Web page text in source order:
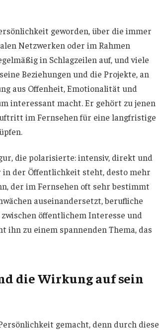
geworden, über die immer
Netzwerken oder im Rahmen
in Schlagzeilen auf, und viele
Beziehungen und die Projekte, an
aus Offenheit, Emotionalität und
interessant macht. Er gehört zu jenen
im Fernsehen für eine langfristige
die polarisierte: intensiv, direkt und
der Öffentlichkeit steht, desto mehr
der im Fernsehen oft sehr bestimmt
auseinandersetzt, berufliche
öffentlichem Interesse und
zu einem spannenden Thema, das
die Wirkung auf sein
gemacht, denn durch diese